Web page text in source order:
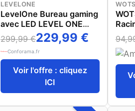
LEVELONE
LevelOne Bureau gaming
avec LED LEVEL ONE
coloris noir
299,99 €229,99 €
Conforama.fr
Voir l'offre : cliquez
ICI
120